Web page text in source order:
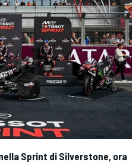
Sprint di Silverstone, ora